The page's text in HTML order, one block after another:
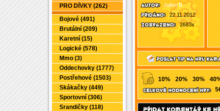
PRO DÍVKY (262)
Bojové (491)
Brutální (209)
Karetní (15)
Logické (578)
Mmo (3)
Oddechovky (1777)
Postřehové (1503)
Skákačky (449)
Sportovní (306)
Srandičky (118)
Julien B
22.11.2012
2683x
10% 20% 30%